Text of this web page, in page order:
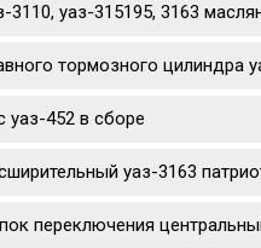
3110, уаз-315195, 3163
тормозного цилиндра
уаз-452 в сборе
уаз-3163
переключения